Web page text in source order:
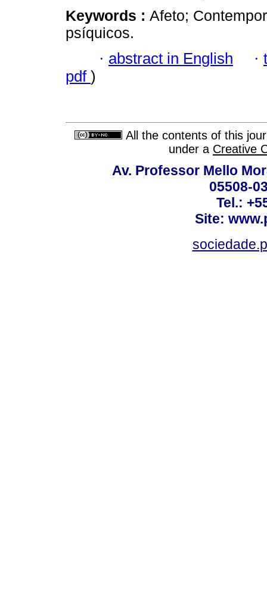
Keywords : Afeto;
psíquicos.
· abstract in English ·
pdf )
All the contents of this
under a Creative
Av. Professor Mello
05508-
Tel.:
Site: